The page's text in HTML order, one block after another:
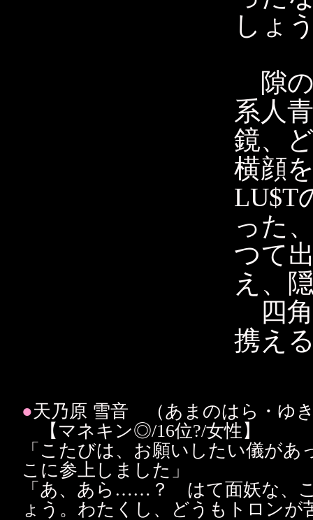
しょ
隙の
系人
鏡、
横顔
LU$T
った
つて
え、
四角
携え
●天乃原 雪音 （あまのはら・ゆ
【マネキン◎/16位?/女性】
「こたびは、お願いしたい儀があ
こに参上しました」
「あ、あら……？ はて面妖な、
ょう。わたくし、どうもトロン